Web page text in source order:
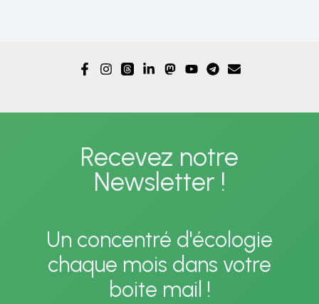
Recevez notre
Newsletter !
Un concentré d'écologie
chaque mois dans votre
boite mail !